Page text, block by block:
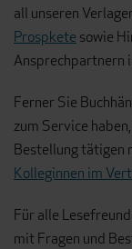
all unseren
Prospkete sowie
Ansprechpartnern
Ferner Sie
zum Service
Bestellung tätigen
Kolleginnen im
Für alle
mit Fragen und